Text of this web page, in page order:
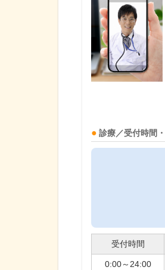
診療／受付時間
受付時間
0:00～24:00